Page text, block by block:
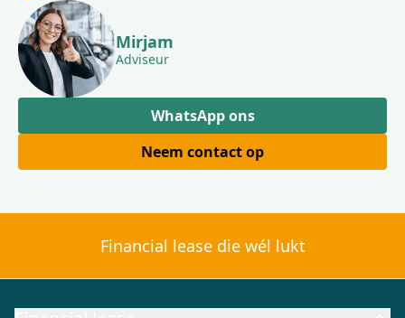
Mirjam
Adviseur
WhatsApp ons
Neem contact op
Financial lease die wél lukt